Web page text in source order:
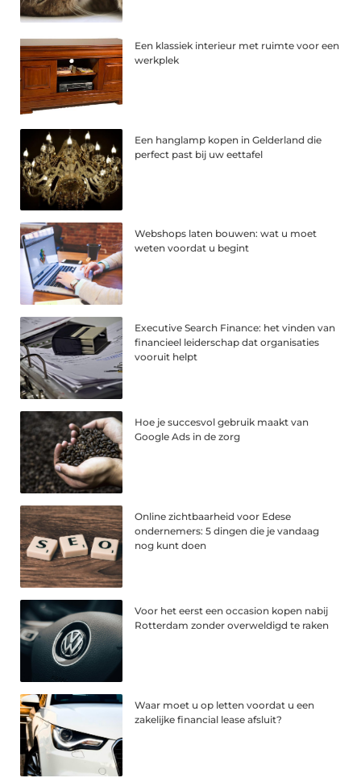
Een klassiek interieur met ruimte voor een
werkplek
Een hanglamp kopen in Gelderland die
perfect past bij uw eettafel
Webshops laten bouwen: wat u moet
weten voordat u begint
Executive Search Finance: het vinden van
financieel leiderschap dat organisaties
vooruit helpt
Hoe je succesvol gebruik maakt van
Google Ads in de zorg
Online zichtbaarheid voor Edese
ondernemers: 5 dingen die je vandaag
nog kunt doen
Voor het eerst een occasion kopen nabij
Rotterdam zonder overweldigd te raken
Waar moet u op letten voordat u een
zakelijke financial lease afsluit?